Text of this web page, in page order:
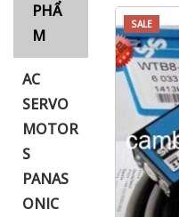
PHẨ
M
AC
SERVO
MOTOR
S
PANAS
ONIC
SALE
XNK